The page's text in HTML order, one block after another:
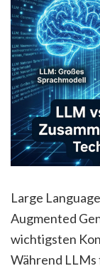
Large
Augmented
wichtigsten
Während LLMs